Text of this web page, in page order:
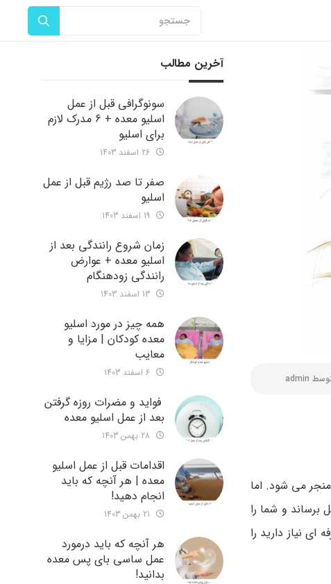
admin
می شود. اما
و شما را
ای نیاز دارید را
آخرین مطالب
سونوگرافی قبل از عمل
اسلیو معده + 6 مدرک لازم
برای اسلیو
صفر تا صد رژیم قبل از عمل
اسلیو
زمان شروع رانندگی بعد از
اسلیو معده + عوارض
رانندگی زودهنگام
همه چیز در مورد اسلیو
معده کودکان | مزایا و
معایب
فواید و مضرات روزه گرفتن
بعد از عمل اسلیو معده
اقدامات قبل از عمل اسلیو
معده | هر آنچه که باید
انجام دهید!
هر آنچه که باید درمورد
عمل ساسی بای پس معده
بدانید!